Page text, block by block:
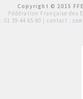
Copyright © 2015
Fédération Française des
01 39 44 65 80 | contact :